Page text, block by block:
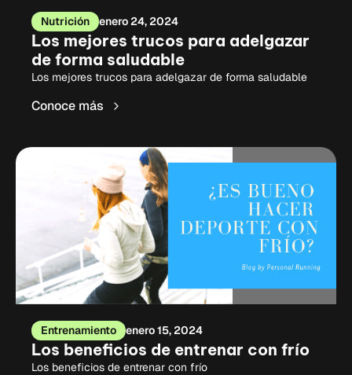
Nutrición enero 24, 2024
Los mejores trucos para adelgazar
de forma saludable
Los mejores trucos para adelgazar de forma saludable
Conoce más
Entrenamiento enero 15, 2024
Los beneficios de entrenar con frío
Los beneficios de entrenar con frío